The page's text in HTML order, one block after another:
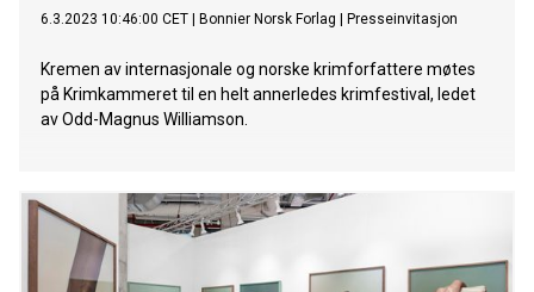
6.3.2023 10:46:00 CET Bonnier Norsk Forlag Presseinvitasjon
Kremen av internasjonale og norske krimforfattere møtes
på Krimkammeret til en helt annerledes krimfestival, ledet
av Odd-Magnus Williamson.